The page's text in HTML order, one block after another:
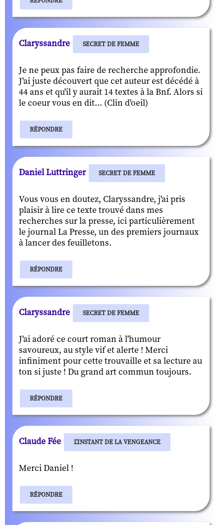
Claryssandre SECRET DE FEMME
Je ne peux pas faire de recherche approfondie.
J'ai juste découvert que cet auteur est décédé à
44 ans et qu'il y aurait 14 textes à la Bnf. Alors si
le coeur vous en dit... (Clin d'oeil)
RÉPONDRE
Daniel Luttringer SECRET DE FEMME
Vous vous en doutez, Claryssandre, j'ai pris
plaisir à lire ce texte trouvé dans mes
recherches sur la presse, ici particulièrement
le journal La Presse, un des premiers journaux
à lancer des feuilletons.
RÉPONDRE
Claryssandre SECRET DE FEMME
J'ai adoré ce court roman à l'humour
savoureux, au style vif et alerte ! Merci
infiniment pour cette trouvaille et sa lecture au
ton si juste ! Du grand art commun toujours.
RÉPONDRE
Claude Fée L'INSTANT DE LA VENGEANCE
Merci Daniel !
RÉPONDRE